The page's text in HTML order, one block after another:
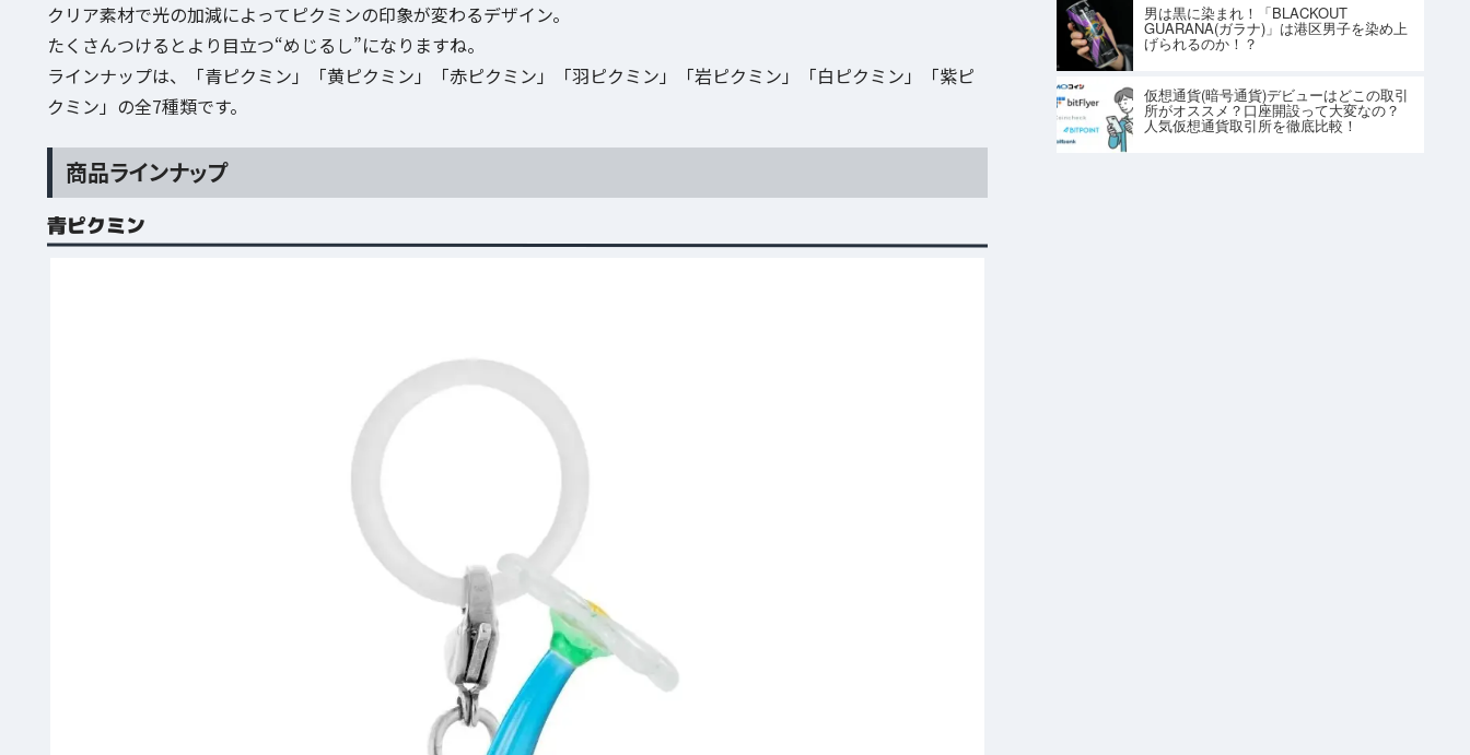
クリア素材で光の加減によってピクミンの印象が変わるデザイン。
たくさんつけるとより目立つ“めじるし”になりますね。
ラインナップは、「青ピクミン」「黄ピクミン」「赤ピクミン」「羽ピクミン」「岩ピクミン」「白ピクミン」「紫ピ
クミン」の全7種類です。
商品ラインナップ
青ピクミン
男は黒に染まれ！「BLACKOUT
GUARANA(ガラナ)」は港区男子を染め上
げられるのか！？
仮想通貨(暗号通貨)デビューはどこの取引
所がオススメ？口座開設って大変なの？
人気仮想通貨取引所を徹底比較！